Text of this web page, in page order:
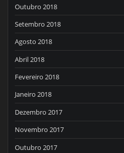
Outubro 2018
Setembro 2018
Agosto 2018
Abril 2018
Fevereiro 2018
Janeiro 2018
Dezembro 2017
Novembro 2017
Outubro 2017